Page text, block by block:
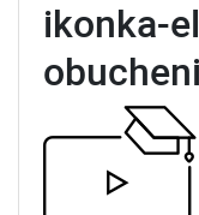
ikonka-